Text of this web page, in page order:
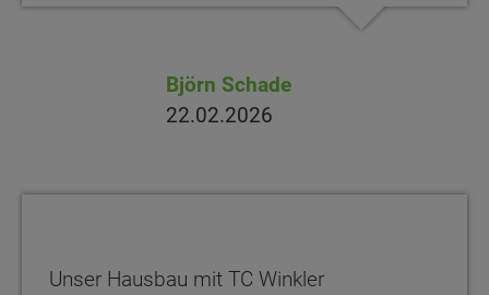
Björn Schade
22.02.2026
Unser Hausbau mit TC Winkler